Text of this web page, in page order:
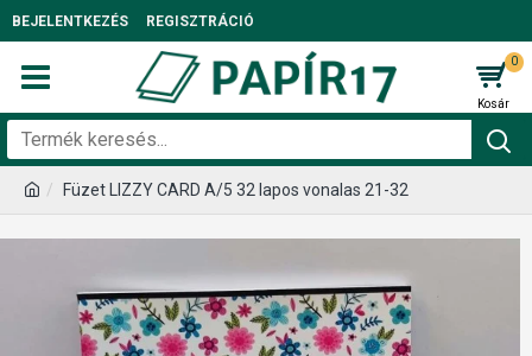
BEJELENTKEZÉS REGISZTRÁCIÓ
0
Füzet LIZZY CARD A/5 32 lapos vonalas 21-32